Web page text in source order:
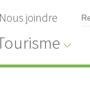
Nous joindre